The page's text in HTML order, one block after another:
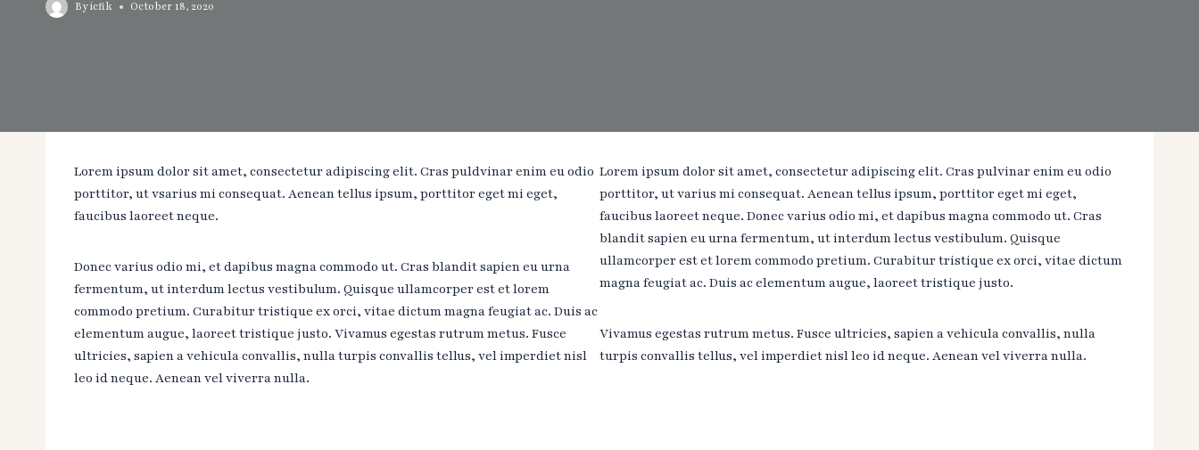
By icfik October 18, 2020
Lorem ipsum dolor sit amet, consectetur adipiscing elit. Cras puldvinar enim eu odio
porttitor, ut vsarius mi consequat. Aenean tellus ipsum, porttitor eget mi eget,
faucibus laoreet neque.
Donec varius odio mi, et dapibus magna commodo ut. Cras blandit sapien eu urna
fermentum, ut interdum lectus vestibulum. Quisque ullamcorper est et lorem
commodo pretium. Curabitur tristique ex orci, vitae dictum magna feugiat ac. Duis ac
elementum augue, laoreet tristique justo. Vivamus egestas rutrum metus. Fusce
ultricies, sapien a vehicula convallis, nulla turpis convallis tellus, vel imperdiet nisl
leo id neque. Aenean vel viverra nulla.
Lorem ipsum dolor sit amet, consectetur adipiscing elit. Cras pulvinar enim eu odio
porttitor, ut varius mi consequat. Aenean tellus ipsum, porttitor eget mi eget,
faucibus laoreet neque. Donec varius odio mi, et dapibus magna commodo ut. Cras
blandit sapien eu urna fermentum, ut interdum lectus vestibulum. Quisque
ullamcorper est et lorem commodo pretium. Curabitur tristique ex orci, vitae dictum
magna feugiat ac. Duis ac elementum augue, laoreet tristique justo.
Vivamus egestas rutrum metus. Fusce ultricies, sapien a vehicula convallis, nulla
turpis convallis tellus, vel imperdiet nisl leo id neque. Aenean vel viverra nulla.